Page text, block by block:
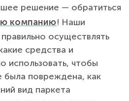
решение — обратиться
компанию! Наши
осуществлять
средства и
использовать, чтобы
была повреждена, как
вид паркета